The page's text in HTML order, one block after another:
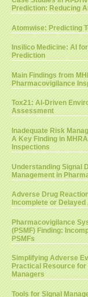
Prediction: Reducing
Atomwise: Predicting
Insilico Medicine: AI
Prediction
Main Findings from
Pharmacovigilance
Tox21: AI-Driven
Assessment
Inadequate Risk
A Key Finding in
Inspections
Understanding Signal
Management in
Adverse Drug
Incomplete or
Pharmacovigilance
(PSMF) Finding:
PSMFs
Simplifying Adverse
Practical Resource
Managers
Tools for Signal